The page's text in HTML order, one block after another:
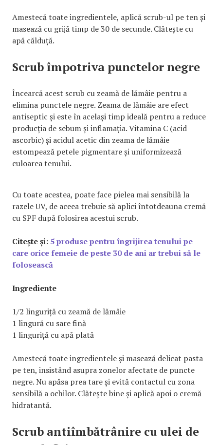
Amestecă toate ingredientele, aplică scrub-ul pe ten și
masează cu grijă timp de 30 de secunde. Clătește cu
apă călduță.
Scrub împotriva punctelor negre
Încearcă acest scrub cu zeamă de lămâie pentru a
elimina punctele negre. Zeama de lămâie are efect
antiseptic și este în același timp ideală pentru a reduce
producția de sebum și inflamația. Vitamina C (acid
ascorbic) și acidul acetic din zeama de lămâie
estompează petele pigmentare și uniformizează
culoarea tenului.
Cu toate acestea, poate face pielea mai sensibilă la
razele UV, de aceea trebuie să aplici întotdeauna cremă
cu SPF după folosirea acestui scrub.
Citește și: 5 produse pentru îngrijirea tenului pe
care orice femeie de peste 30 de ani ar trebui să le
folosească
Ingrediente
1/2 linguriță cu zeamă de lămâie
1 lingură cu sare fină
1 linguriță cu apă plată
Amestecă toate ingredientele și masează delicat pasta
pe ten, insistând asupra zonelor afectate de puncte
negre. Nu apăsa prea tare și evită contactul cu zona
sensibilă a ochilor. Clătește bine și aplică apoi o cremă
hidratantă.
Scrub antiîmbătrânire cu ulei de